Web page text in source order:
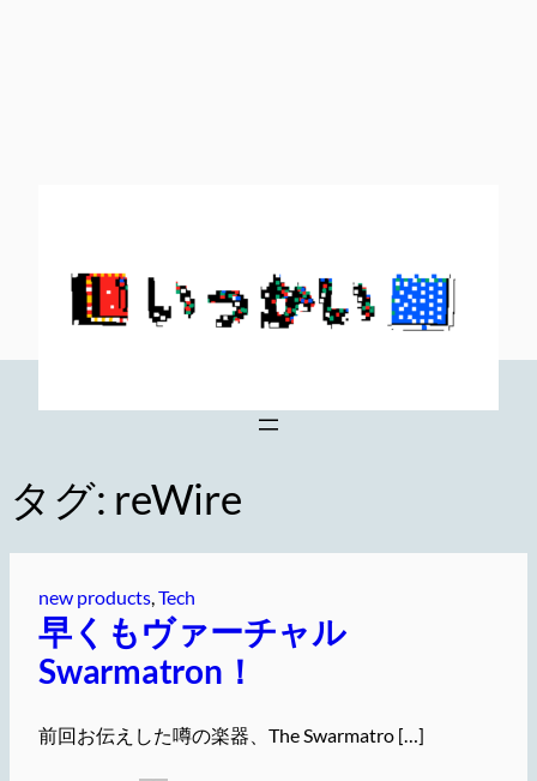
タグ: reWire
new products, Tech
早くもヴァーチャル
Swarmatron！
前回お伝えした噂の楽器、The Swarmatro […]